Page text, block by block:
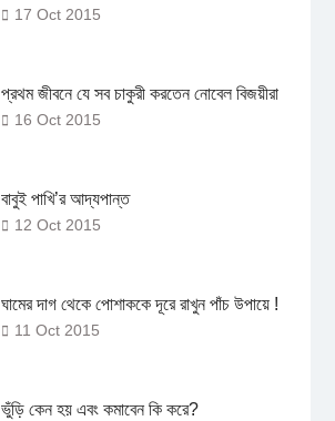
17 Oct 2015
প্রথম জীবনে যে সব চাকুরী করতেন নোবেল বিজয়ীরা
16 Oct 2015
বাবুই পাখি’র আদ্যপান্ত
12 Oct 2015
ঘামের দাগ থেকে পোশাককে দূরে রাখুন পাঁচ উপায়ে !
11 Oct 2015
ভুঁড়ি কেন হয় এবং কমাবেন কি করে?